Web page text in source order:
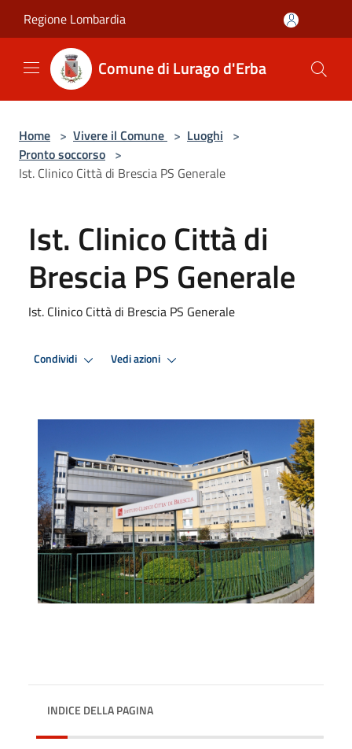
Regione Lombardia
Comune di Lurago d'Erba
Home > Vivere il Comune > Luoghi >
Pronto soccorso >
Ist. Clinico Città di Brescia PS Generale
Ist. Clinico Città di
Brescia PS Generale
Ist. Clinico Città di Brescia PS Generale
Condividi Vedi azioni
INDICE DELLA PAGINA